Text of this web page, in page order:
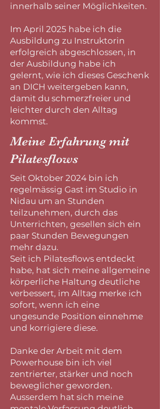
innerhalb seiner Möglichkeiten.
Im April 2025 habe ich die
Ausbildung zu Instruktorin
erfolgreich abgeschlossen, in
der Ausbildung habe ich
gelernt, wie ich dieses Geschenk
an DICH weitergeben kann,
damit du schmerzfreier und
leichter durch den Alltag
kommst.
Meine Erfahrung mit
Pilatesflows
Seit Oktober 2024 bin ich
regelmässig Gast im Studio in
Nidau um an Stunden
teilzunehmen, durch das
Unterrichten, gesellen sich ein
paar Stunden Bewegungen
mehr dazu.
Seit ich Pilatesflows entdeckt
habe, hat sich meine allgemeine
körperliche Haltung deutliche
verbessert, im Alltag merke ich
sofort, wenn ich eine
ungesunde Position einnehme
und korrigiere diese.
Danke der Arbeit mit dem
Powerhouse bin ich viel
zentrierter, stärker und noch
beweglicher geworden.
Ausserdem hat sich meine